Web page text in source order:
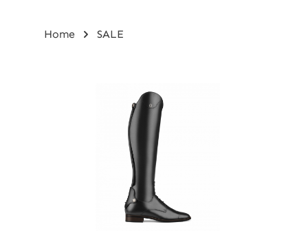
Home SALE
Bildergalerie überspringen